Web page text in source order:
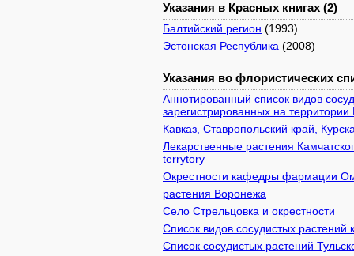
Указания в Красных книгах (2)
Балтийский регион (1993)
Эстонская Республика (2008)
Указания во флористических
Аннотированный список видов
зарегистрированных на
Кавказ, Ставропольский край,
Лекарственные растения
terrytory
Окрестности кафедры фармации
растения Воронежа
Село Стрельцовка и окрестности
Список видов сосудистых
Список сосудистых растений